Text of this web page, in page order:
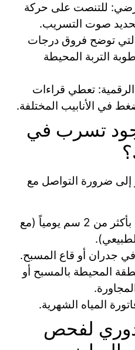
للتنصت على حركة
صوت التسريب.
التي توضح فروق درجات
التربة المحيطة
تعطي قراءات
في الأنابيب المختلفة.
تسرب في
ضرورة التواصل مع
هبوط منسوب المياه بأكثر من 2 سم يومياً (مع
جدران أو قاع المسبح.
المحيطة بالمسبح أو
المياه الشهرية.
لفحص